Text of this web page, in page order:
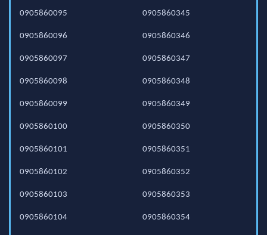
0905860095
0905860096
0905860097
0905860098
0905860099
0905860100
0905860101
0905860102
0905860103
0905860104
0905860345
0905860346
0905860347
0905860348
0905860349
0905860350
0905860351
0905860352
0905860353
0905860354